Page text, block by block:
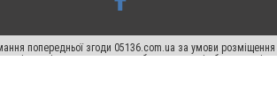
попередньої згоди 05136.com.ua за умови
статті не нижче другого абзацу в тексті або в